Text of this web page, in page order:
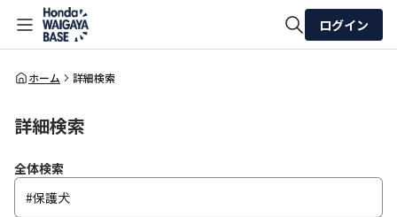
全体検索
ログイン
ホーム 詳細検索
詳細検索
全体検索